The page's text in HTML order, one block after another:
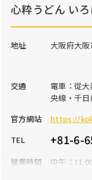
心粋うどん い
地址 大阪府大
交通
電車：從
央線・千
官方網站
https://
TEL
+81-6-
營業時間
中午：
22:30）※